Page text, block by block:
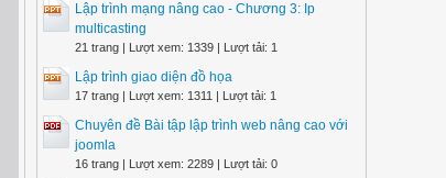
Lập trình mạng nâng cao - Chương 3: Ip
multicasting
21 trang | Lượt xem: 1339 | Lượt tải: 1
Lập trình giao diện đồ họa
17 trang | Lượt xem: 1311 | Lượt tải: 1
Chuyên đề Bài tập lập trình web nâng cao với
joomla
16 trang | Lượt xem: 2289 | Lượt tải: 0